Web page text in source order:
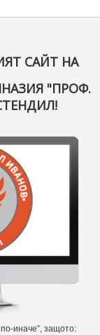
САЙТ НА
"ПРОФ.
иначе”, защото: